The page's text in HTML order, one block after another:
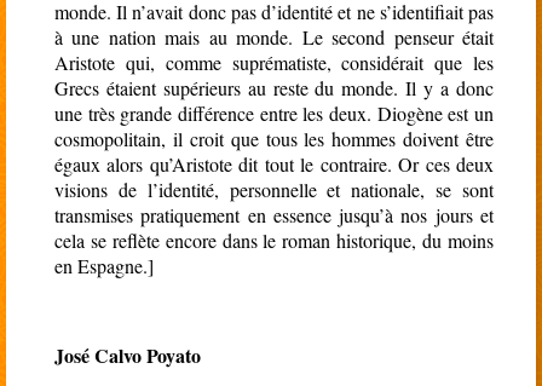
monde. Il n’avait donc pas d’identité et ne s’identifiait pas
à une nation mais au monde. Le second penseur était
Aristote qui, comme suprématiste, considérait que les
Grecs étaient supérieurs au reste du monde. Il y a donc
une très grande différence entre les deux. Diogène est un
cosmopolitain, il croit que tous les hommes doivent être
égaux alors qu’Aristote dit tout le contraire. Or ces deux
visions de l’identité, personnelle et nationale, se sont
transmises pratiquement en essence jusqu’à nos jours et
cela se reflète encore dans le roman historique, du moins
en Espagne.]
José Calvo Poyato